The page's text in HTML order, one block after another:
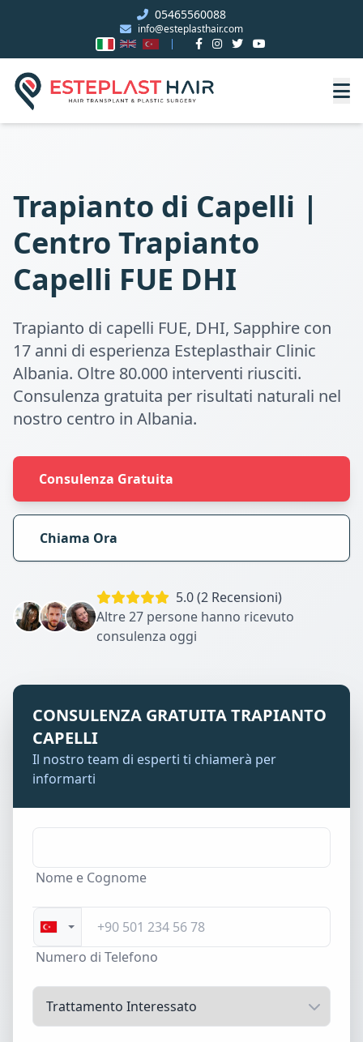
05465560088
info@esteplasthair.com
Trapianto di Capelli |
Centro Trapianto
Capelli FUE DHI
Trapianto di capelli FUE, DHI, Sapphire con
17 anni di esperienza Esteplasthair Clinic
Albania. Oltre 80.000 interventi riusciti.
Consulenza gratuita per risultati naturali nel
nostro centro in Albania.
Consulenza Gratuita
Chiama Ora
5.0 (2 Recensioni)
Altre 27 persone hanno ricevuto
consulenza oggi
CONSULENZA GRATUITA TRAPIANTO
CAPELLI
Il nostro team di esperti ti chiamerà per
informarti
Nome e Cognome
Numero di Telefono